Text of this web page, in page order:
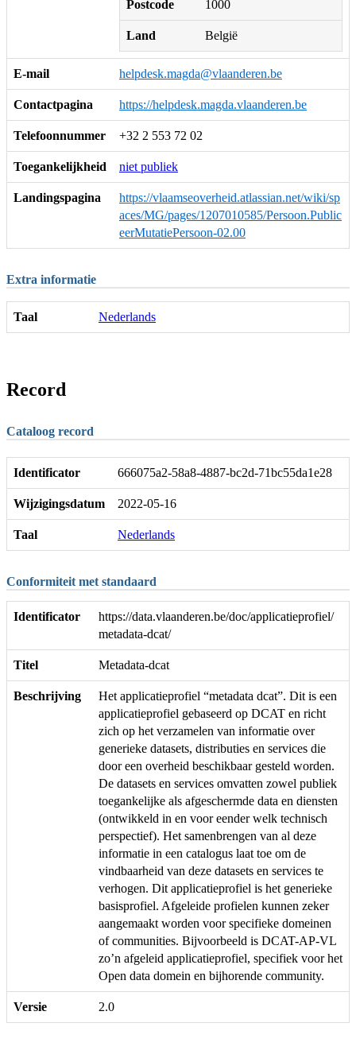
Postcode 1000
Land België
E-mail helpdesk.magda@vlaanderen.be
Contactpagina https://helpdesk.magda.vlaanderen.be
Telefoonnummer +32 2 553 72 02
Toegankelijkheid niet publiek
Landingspagina
https://vlaamseoverheid.atlassian.net/wiki/sp
aces/MG/pages/1207010585/Persoon.Public
eerMutatiePersoon-02.00
Extra informatie
Taal Nederlands
Record
Cataloog record
Identificator 666075a2-58a8-4887-bc2d-71bc55da1e28
Wijzigingsdatum 2022-05-16
Taal Nederlands
Conformiteit met standaard
Identificator
https://data.vlaanderen.be/doc/applicatieprofiel/
metadata-dcat/
Titel Metadata-dcat
Beschrijving
Het applicatieprofiel “metadata dcat”. Dit is een
applicatieprofiel gebaseerd op DCAT en richt
zich op het verzamelen van informatie over
generieke datasets, distributies en services die
door een overheid beschikbaar gesteld worden.
De datasets en services omvatten zowel publiek
toegankelijke als afgeschermde data en diensten
(ontwikkeld in en voor eender welk technisch
perspectief). Het samenbrengen van al deze
informatie in een catalogus laat toe om de
vindbaarheid van deze datasets en services te
verhogen. Dit applicatieprofiel is het generieke
basisprofiel. Afgeleide profielen kunnen zeker
aangemaakt worden voor specifieke domeinen
of communities. Bijvoorbeeld is DCAT-AP-VL
zo’n afgeleid applicatieprofiel, specifiek voor het
Open data domein en bijhorende community.
Versie 2.0